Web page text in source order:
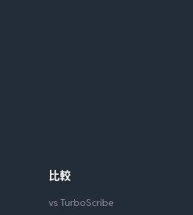
比較
vs TurboScribe